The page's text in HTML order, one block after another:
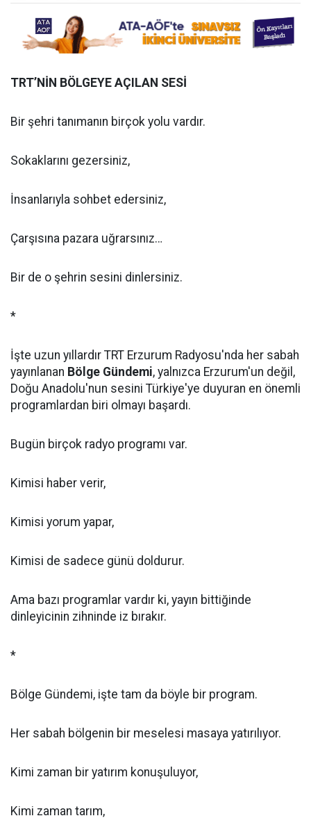
TRT’NİN BÖLGEYE AÇILAN SESİ
Bir şehri tanımanın birçok yolu vardır.
Sokaklarını gezersiniz,
İnsanlarıyla sohbet edersiniz,
Çarşısına pazara uğrarsınız…
Bir de o şehrin sesini dinlersiniz.
*
İşte uzun yıllardır TRT Erzurum Radyosu'nda her sabah
yayınlanan Bölge Gündemi, yalnızca Erzurum'un değil,
Doğu Anadolu'nun sesini Türkiye'ye duyuran en önemli
programlardan biri olmayı başardı.
Bugün birçok radyo programı var.
Kimisi haber verir,
Kimisi yorum yapar,
Kimisi de sadece günü doldurur.
Ama bazı programlar vardır ki, yayın bittiğinde
dinleyicinin zihninde iz bırakır.
*
Bölge Gündemi, işte tam da böyle bir program.
Her sabah bölgenin bir meselesi masaya yatırılıyor.
Kimi zaman bir yatırım konuşuluyor,
Kimi zaman tarım,